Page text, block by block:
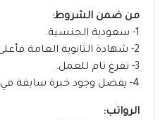
من ضمن الشروط:
1- سعودية الجنسية.
2- شهادة الثانوية العامة فأعلى.
3- تفرغ تام للعمل.
4- يفضل وجود خبرة سابقة في العطور والمبيعات.
الرواتب: